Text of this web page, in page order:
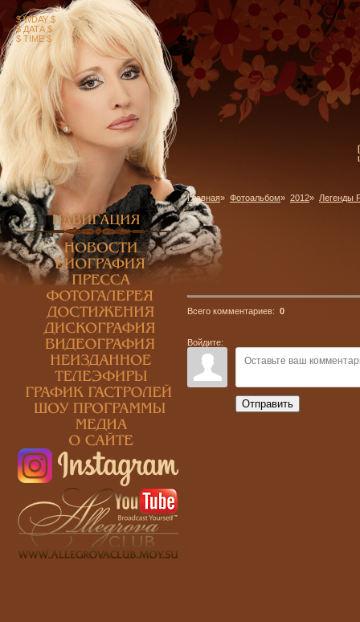
$ WDAY $
$ ДАТА $
$ TIME $
Главная» Фотоальбом» 2012» Легенды
Всего комментариев: 0
Войдите:
Отправить